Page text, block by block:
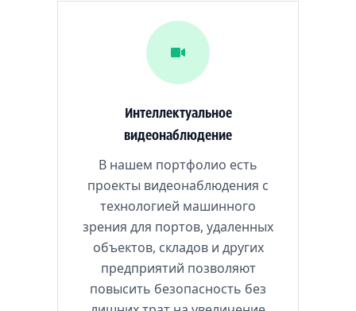
Интеллектуальное
видеонаблюдение
В нашем портфолио есть
проекты видеонаблюдения с
технологией машинного
зрения для портов, удаленных
объектов, складов и других
предприятий позволяют
повысить безопасность без